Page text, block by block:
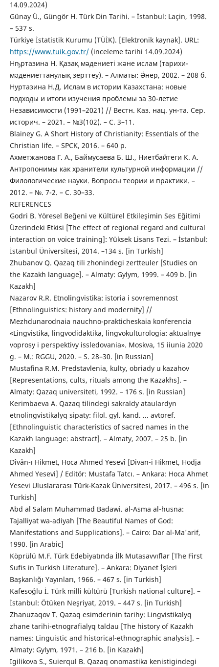
14.09.2024)
Günay Ü., Güngör H. Türk Din Tarihi. – İstanbul: Laçin, 1998.
– 537 s.
Türkiye İstatistik Kurumu (TÜİK). [Elektronik kaynak]. URL:
https://www.tuik.gov.tr/(inceleme tarihi 14.09.2024)
Нҧртазина Н. Қазақ мәдениеті және ислам (тарихи-
мәдениеттанулық зерттеу). – Алматы: Ӛнер, 2002. – 208 б.
Нуртазина Н.Д. Ислам в истории Казахстана: новые
подходы и итоги изучения проблемы за 30-летие
Независимости (1991–2021) // Вестн. Каз. нац. ун-та. Сер.
историч. – 2021. – №3(102). – С. 3–11.
Blainey G. A Short History of Christianity: Essentials of the
Christian life. – SPCK, 2016. – 640 p.
Ахметжанова Г. А., Баймусаева Б. Ш., Ниетбайтеги К. А.
Антропонимы как хранители культурной информации //
Филологические науки. Вопросы теории и практики. –
2012. – №. 7-2. – С. 30–33.
REFERENCES
Godri B. Yöresel Beğeni ve Kültürel Etkileşimin Ses Eğitimi
Üzerindeki Etkisi [The effect of regional regard and cultural
interaction on voice training]: Yüksek Lisans Tezi. – İstanbul:
İstanbul Üniversitesi, 2014. –134 s. [in Turkish]
Zhubanov Q. Qazaq tіlі zhonіndegі zertteuler [Studies on
the Kazakh language]. – Almaty: Gylym, 1999. – 409 b. [in
Kazakh]
Nazarov R.R. Etnolingvistika: istoria i sovremennost
[Ethnolinguistics: history and modernity] //
Mezhdunarodnaia nauchno-prakticheskaia konferencia
«Lingvistika, lingvodidaktika, lingvokulturologia: aktualnye
voprosy i perspektivy issledovania». Moskva, 15 iiunia 2020
g. – M.: RGGU, 2020. – S. 28–30. [in Russian]
Mustafina R.M. Predstavlenia, kulty, obriady u kazahov
[Representations, cults, rituals among the Kazakhs]. –
Almaty: Qazaq universitetі, 1992. – 176 s. [in Russian]
Kerіmbaeva A. Qazaq tіlіndegі sakraldy ataulardyn
etnolingvistikalyq sipaty: filol. gyl. kand. ... avtoref.
[Ethnolinguistic characteristics of sacred names in the
Kazakh language: abstract]. – Almaty, 2007. – 25 b. [in
Kazakh]
Dîvân-ı Hikmet, Hoca Ahmed Yesevî [Divan-i Hikmet, Hodja
Ahmed Yesevi] / Editör: Mustafa Tatcı. – Ankara: Hoca Ahmet
Yesevi Uluslararası Türk-Kazak Üniversitesi, 2017. – 496 s. [in
Turkish]
Abd al Salam Muhammad Badawi. al-Asma al-husna:
Tajalliyat wa-adiyah [The Beautiful Names of God:
Manifestations and Supplications]. – Cairo: Dar al-Ma'arif,
1990. [in Arabic]
Köprülü M.F. Türk Edebiyatında İlk Mutasavvıflar [The First
Sufis in Turkish Literature]. – Ankara: Diyanet İşleri
Başkanlığı Yayınları, 1966. – 467 s. [in Turkish]
Kafesoğlu İ. Türk milli kültürü [Turkish national culture]. –
İstanbul: Ötüken Neşriyat, 2019. – 447 s. [in Turkish]
Zhanuzaqov T. Qazaq esіmderіnіn tarihy: Lingvistikalyq
zhane tarihi-etnografialyq taldau [The history of Kazakh
names: Linguistic and historical-ethnographic analysis]. –
Almaty: Gylym, 1971. – 216 b. [in Kazakh]
Igilikova S., Suierqul B. Qazaq onomastika kenіstіgіndegі